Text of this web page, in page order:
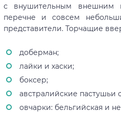
с внушительным внешним
перечне и совсем
представители. Торчащие
доберман;
лайки и хаски;
боксер;
австралийские пастушьи
овчарки: бельгийская и